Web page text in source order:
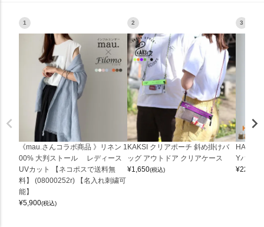
1
《mau.さんコラボ商品 》リネン 1
00% 大判ストール レディース
UVカット 【ネコポスで送料無
料】 (08000252r) 【名入れ刺繍可
能】
¥5,900(税込)
2
KAKSI クリアポーチ 斜め掛けバ
ッグ アウトドア クリアケース
¥1,650(税込)
3
Yバッグ
¥22,000